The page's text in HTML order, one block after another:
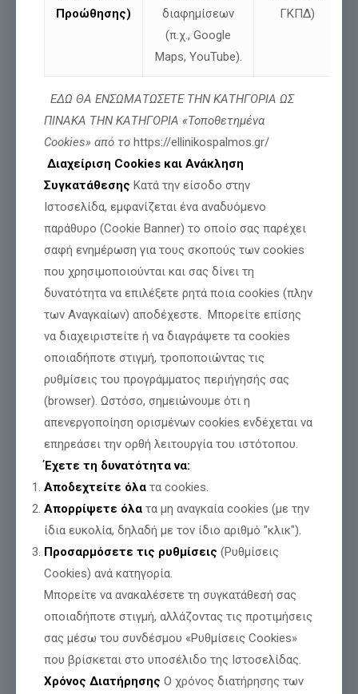
-ΔΡΑΜΑ- ΠΡΟΣΩΠΙΚΟΣ ΑΡΙΘΜΟΣ! Ο
ΕΛΛΗΝΙΚΟΣ ΠΑΛΜΟΣ ΡΩΤΗΣΕ
Διαβάστε περισσότερα
Προώθησης)
διαφημίσεων
(π.χ., Google
Maps, YouTube).
ΓΚΠΔ)
ΕΔΩ ΘΑ ΕΝΣΩΜΑΤΩΣΕΤΕ ΤΗΝ ΚΑΤΗΓΟΡΙΑ ΩΣ
ΠΙΝΑΚΑ ΤΗΝ ΚΑΤΗΓΟΡΙΑ «Τοποθετημένα
Cookies» από το https://ellinikospalmos.gr/
Διαχείριση Cookies και Ανάκληση
Συγκατάθεσης Κατά την είσοδο στην
Ιστοσελίδα, εμφανίζεται ένα αναδυόμενο
παράθυρο (Cookie Banner) το οποίο σας παρέχει
σαφή ενημέρωση για τους σκοπούς των cookies
που χρησιμοποιούνται και σας δίνει τη
δυνατότητα να επιλέξετε ρητά ποια cookies (πλην
των Αναγκαίων) αποδέχεστε. Μπορείτε επίσης
να διαχειριστείτε ή να διαγράψετε τα cookies
οποιαδήποτε στιγμή, τροποποιώντας τις
ρυθμίσεις του προγράμματος περιήγησής σας
(browser). Ωστόσο, σημειώνουμε ότι η
απενεργοποίηση ορισμένων cookies ενδέχεται να
επηρεάσει την ορθή λειτουργία του ιστότοπου.
Έχετε τη δυνατότητα να:
Αποδεχτείτε όλα τα cookies.
Απορρίψετε όλα τα μη αναγκαία cookies (με την
ίδια ευκολία, δηλαδή με τον ίδιο αριθμό "κλικ").
Προσαρμόσετε τις ρυθμίσεις (Ρυθμίσεις
Cookies) ανά κατηγορία.
Μπορείτε να ανακαλέσετε τη συγκατάθεσή σας
οποιαδήποτε στιγμή, αλλάζοντας τις προτιμήσεις
σας μέσω του συνδέσμου «Ρυθμίσεις Cookies»
που βρίσκεται στο υποσέλιδο της Ιστοσελίδας.
Χρόνος Διατήρησης Ο χρόνος διατήρησης των